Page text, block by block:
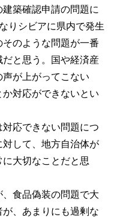
建築確認申請の問題に
りシビアに県内で発生
のような問題が一番
と思う。国や経済産
が上がってこない
対応ができないとい
応できない問題につ
して、地方自治体が
大切なことだと思
食品偽装の問題で大
、あまりにも過剰な